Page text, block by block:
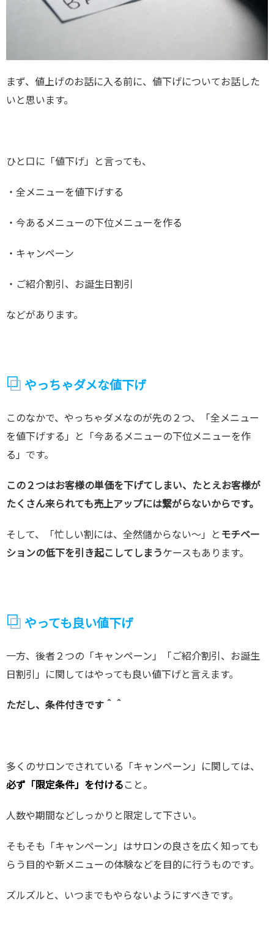
まず、値上げのお話に入る前に、値下げについてお話した
いと思います。
ひと口に「値下げ」と言っても、
・全メニューを値下げする
・今あるメニューの下位メニューを作る
・キャンペーン
・ご紹介割引、お誕生日割引
などがあります。
やっちゃダメな値下げ
このなかで、やっちゃダメなのが先の２つ、「全メニュー
を値下げする」と「今あるメニューの下位メニューを作
る」です。
この２つはお客様の単価を下げてしまい、たとえお客様が
たくさん来られても売上アップには繋がらないからです。
そして、「忙しい割には、全然儲からない～」と モチベー
ションの低下を引き起こしてしまうケースもあります。
やっても良い値下げ
一方、後者２つの「キャンペーン」「ご紹介割引、お誕生
日割引」に関してはやっても良い値下げと言えます。
ただし、条件付きです＾＾
多くのサロンでされている「キャンペーン」に関しては、
必ず「限定条件」を付ける こと。
人数や期間などしっかりと限定して下さい。
そもそも「キャンペーン」はサロンの良さを広く知っても
らう目的や新メニューの体験などを目的に行うものです。
ズルズルと、いつまでもやらないようにすべきです。